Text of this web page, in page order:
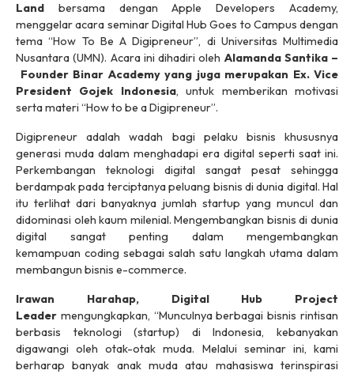
Land bersama dengan Apple Developers Academy,
menggelar acara seminar Digital Hub Goes to Campus dengan
tema “How To Be A Digipreneur”, di Universitas Multimedia
Nusantara (UMN). Acara ini dihadiri oleh Alamanda Santika –
Founder Binar Academy yang juga merupakan Ex. Vice
President Gojek Indonesia, untuk memberikan motivasi
serta materi “How to be a Digipreneur”.
Digipreneur adalah wadah bagi pelaku bisnis khususnya
generasi muda dalam menghadapi era digital seperti saat ini.
Perkembangan teknologi digital sangat pesat sehingga
berdampak pada terciptanya peluang bisnis di dunia digital. Hal
itu terlihat dari banyaknya jumlah startup yang muncul dan
didominasi oleh kaum milenial. Mengembangkan bisnis di dunia
digital sangat penting dalam mengembangkan
kemampuan coding sebagai salah satu langkah utama dalam
membangun bisnis e-commerce.
Irawan Harahap, Digital Hub Project
Leader mengungkapkan, “Munculnya berbagai bisnis rintisan
berbasis teknologi(startup) di Indonesia, kebanyakan
digawangi oleh otak-otak muda. Melalui seminar ini, kami
berharap banyak anak muda atau mahasiswa terinspirasi